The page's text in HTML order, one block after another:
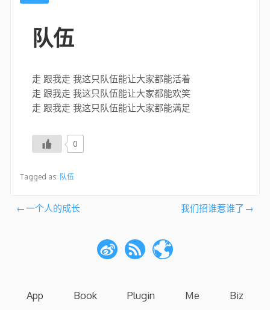
队伍
走 跟我走 我这只队伍能让大家都能活着
走 跟我走 我这只队伍能让大家都能欢笑
走 跟我走 我这只队伍能让大家都能满足
0
Tagged as: 队伍
文一个人的成长 我们招谁惹谁了
App Book Plugin Me Biz